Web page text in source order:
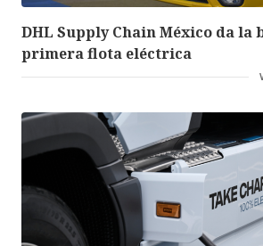
DHL Supply Chain México da la
primera flota eléctrica